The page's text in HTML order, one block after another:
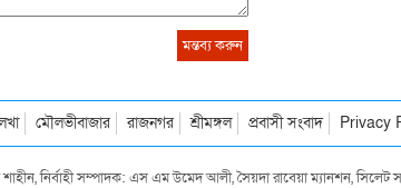
মৌলভীবাজার রাজনগর শ্রীমঙ্গল প্রবাসী সংবাদ Privacy
নির্বাহী সম্পাদক: এস এম উমেদ আলী, সৈয়দা রাবেয়া ম্যানশন,